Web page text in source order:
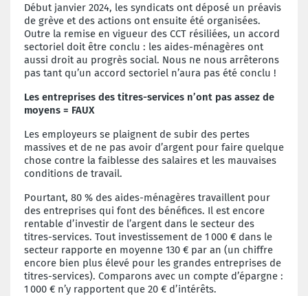
Début janvier 2024, les syndicats ont déposé un préavis
de grève et des actions ont ensuite été organisées.
Outre la remise en vigueur des CCT résiliées, un accord
sectoriel doit être conclu : les aides-ménagères ont
aussi droit au progrès social. Nous ne nous arrêterons
pas tant qu’un accord sectoriel n’aura pas été conclu !
Les entreprises des titres-services n’ont pas assez de
moyens = FAUX
Les employeurs se plaignent de subir des pertes
massives et de ne pas avoir d’argent pour faire quelque
chose contre la faiblesse des salaires et les mauvaises
conditions de travail.
Pourtant, 80 % des aides-ménagères travaillent pour
des entreprises qui font des bénéfices. Il est encore
rentable d’investir de l’argent dans le secteur des
titres-services. Tout investissement de 1 000 € dans le
secteur rapporte en moyenne 130 € par an (un chiffre
encore bien plus élevé pour les grandes entreprises de
titres-services). Comparons avec un compte d’épargne :
1 000 € n’y rapportent que 20 € d’intérêts.